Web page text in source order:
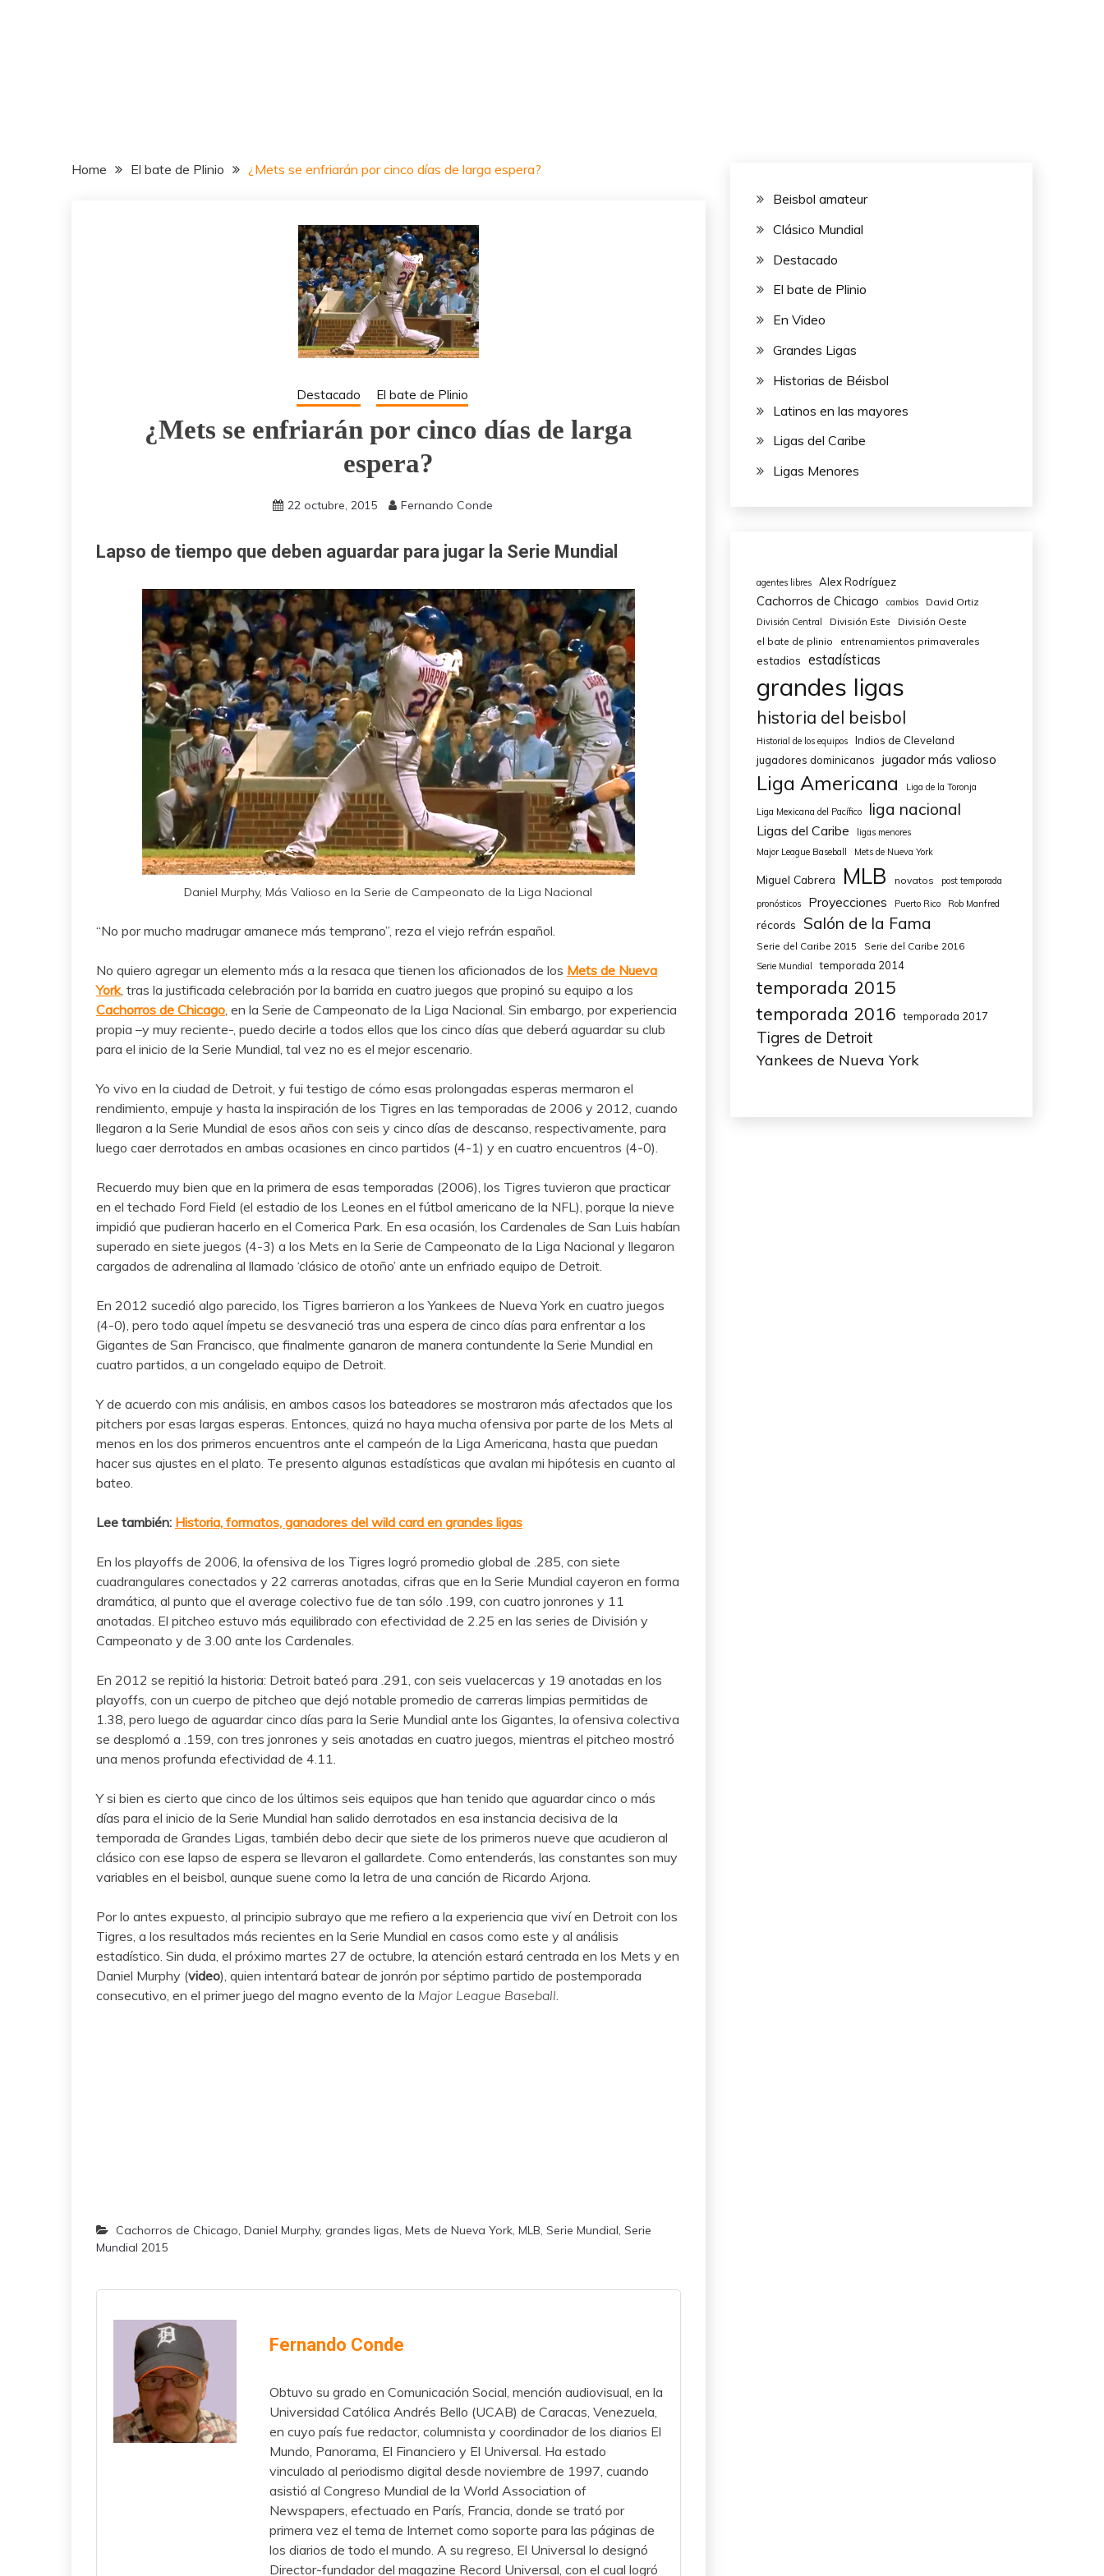
Home El bate de Plinio ¿Mets se enfriarán por cinco días de larga espera?
Destacado El bate de Plinio
¿Mets se enfriarán por cinco días de larga
espera?
22 octubre, 2015 Fernando Conde
Lapso de tiempo que deben aguardar para jugar la Serie Mundial
Daniel Murphy, Más Valioso en la Serie de Campeonato de la Liga Nacional
“No por mucho madrugar amanece más temprano”, reza el viejo refrán español.
No quiero agregar un elemento más a la resaca que tienen los aficionados de los Mets de Nueva
York, tras la justificada celebración por la barrida en cuatro juegos que propinó su equipo a los
Cachorros de Chicago, en la Serie de Campeonato de la Liga Nacional. Sin embargo, por experiencia
propia –y muy reciente-, puedo decirle a todos ellos que los cinco días que deberá aguardar su club
para el inicio de la Serie Mundial, tal vez no es el mejor escenario.
Yo vivo en la ciudad de Detroit, y fui testigo de cómo esas prolongadas esperas mermaron el
rendimiento, empuje y hasta la inspiración de los Tigres en las temporadas de 2006 y 2012, cuando
llegaron a la Serie Mundial de esos años con seis y cinco días de descanso, respectivamente, para
luego caer derrotados en ambas ocasiones en cinco partidos (4-1) y en cuatro encuentros (4-0).
Recuerdo muy bien que en la primera de esas temporadas (2006), los Tigres tuvieron que practicar
en el techado Ford Field (el estadio de los Leones en el fútbol americano de la NFL), porque la nieve
impidió que pudieran hacerlo en el Comerica Park. En esa ocasión, los Cardenales de San Luis habían
superado en siete juegos (4-3) a los Mets en la Serie de Campeonato de la Liga Nacional y llegaron
cargados de adrenalina al llamado ‘clásico de otoño’ ante un enfriado equipo de Detroit.
En 2012 sucedió algo parecido, los Tigres barrieron a los Yankees de Nueva York en cuatro juegos
(4-0), pero todo aquel ímpetu se desvaneció tras una espera de cinco días para enfrentar a los
Gigantes de San Francisco, que finalmente ganaron de manera contundente la Serie Mundial en
cuatro partidos, a un congelado equipo de Detroit.
Y de acuerdo con mis análisis, en ambos casos los bateadores se mostraron más afectados que los
pitchers por esas largas esperas. Entonces, quizá no haya mucha ofensiva por parte de los Mets al
menos en los dos primeros encuentros ante el campeón de la Liga Americana, hasta que puedan
hacer sus ajustes en el plato. Te presento algunas estadísticas que avalan mi hipótesis en cuanto al
bateo.
Lee también: Historia, formatos, ganadores del wild card en grandes ligas
En los playoffs de 2006, la ofensiva de los Tigres logró promedio global de .285, con siete
cuadrangulares conectados y 22 carreras anotadas, cifras que en la Serie Mundial cayeron en forma
dramática, al punto que el average colectivo fue de tan sólo .199, con cuatro jonrones y 11
anotadas. El pitcheo estuvo más equilibrado con efectividad de 2.25 en las series de División y
Campeonato y de 3.00 ante los Cardenales.
En 2012 se repitió la historia: Detroit bateó para .291, con seis vuelacercas y 19 anotadas en los
playoffs, con un cuerpo de pitcheo que dejó notable promedio de carreras limpias permitidas de
1.38, pero luego de aguardar cinco días para la Serie Mundial ante los Gigantes, la ofensiva colectiva
se desplomó a .159, con tres jonrones y seis anotadas en cuatro juegos, mientras el pitcheo mostró
una menos profunda efectividad de 4.11.
Y si bien es cierto que cinco de los últimos seis equipos que han tenido que aguardar cinco o más
días para el inicio de la Serie Mundial han salido derrotados en esa instancia decisiva de la
temporada de Grandes Ligas, también debo decir que siete de los primeros nueve que acudieron al
clásico con ese lapso de espera se llevaron el gallardete. Como entenderás, las constantes son muy
variables en el beisbol, aunque suene como la letra de una canción de Ricardo Arjona.
Por lo antes expuesto, al principio subrayo que me refiero a la experiencia que viví en Detroit con los
Tigres, a los resultados más recientes en la Serie Mundial en casos como este y al análisis
estadístico. Sin duda, el próximo martes 27 de octubre, la atención estará centrada en los Mets y en
Daniel Murphy (video), quien intentará batear de jonrón por séptimo partido de postemporada
consecutivo, en el primer juego del magno evento de la Major League Baseball.
Cachorros de Chicago, Daniel Murphy, grandes ligas, Mets de Nueva York, MLB, Serie Mundial, Serie
Mundial 2015
Fernando Conde
Obtuvo su grado en Comunicación Social, mención audiovisual, en la
Universidad Católica Andrés Bello (UCAB) de Caracas, Venezuela,
en cuyo país fue redactor, columnista y coordinador de los diarios El
Mundo, Panorama, El Financiero y El Universal. Ha estado
vinculado al periodismo digital desde noviembre de 1997, cuando
asistió al Congreso Mundial de la World Association of
Newspapers, efectuado en París, Francia, donde se trató por
primera vez el tema de Internet como soporte para las páginas de
los diarios de todo el mundo. A su regreso, El Universal lo designó
Director-fundador del magazine Record Universal, con el cual logró
Beisbol amateur
Clásico Mundial
Destacado
El bate de Plinio
En Video
Grandes Ligas
Historias de Béisbol
Latinos en las mayores
Ligas del Caribe
Ligas Menores
agentes libres Alex Rodríguez
Cachorros de Chicago cambios David Ortiz
División Central División Este
División Oeste
el bate de plinio
entrenamientos primaverales
estadios estadísticas
grandes ligas
historia del beisbol
Historial de los equipos
Indios de Cleveland
jugadores dominicanos
jugador más valioso
Liga Americana Liga de la Toronja
Liga Mexicana del Pacífico liga nacional
Ligas del Caribe
ligas menores
Major League Baseball
Mets de Nueva York
Miguel Cabrera MLB novatos
post temporada
pronósticos
Proyecciones Puerto Rico Rob Manfred
récords Salón de la Fama
Serie del Caribe 2015 Serie del Caribe 2016
Serie Mundial temporada 2014
temporada 2015
temporada 2016
temporada 2017
Tigres de Detroit
Yankees de Nueva York